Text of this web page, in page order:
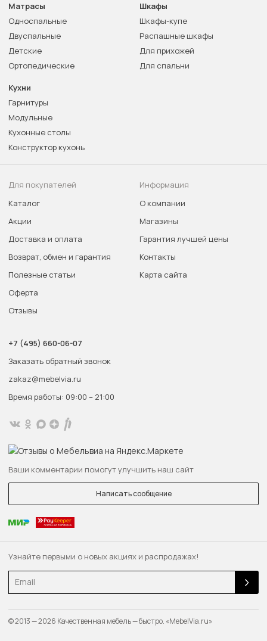
Узнайте первыми о новых акциях и распродажах!
Email
Матрасы
Односпальные
Двуспальные
Детские
Ортопедические
Шкафы
Шкафы-купе
Распашные шкафы
Для прихожей
Для спальни
Кухни
Гарнитуры
Модульные
Кухонные столы
Конструктор кухонь
Для покупателей
Каталог
Акции
Доставка и оплата
Возврат, обмен и гарантия
Полезные статьи
Оферта
Отзывы
Информация
О компании
Магазины
Гарантия лучшей цены
Контакты
Карта сайта
+7 (495) 660-06-07
Заказать обратный звонок
zakaz@mebelvia.ru
Время работы: 09:00 – 21:00
Ваши комментарии помогут улучшить наш сайт
Написать сообщение
© 2013 — 2026 Качественная мебель — быстро. «MebelVia.ru»